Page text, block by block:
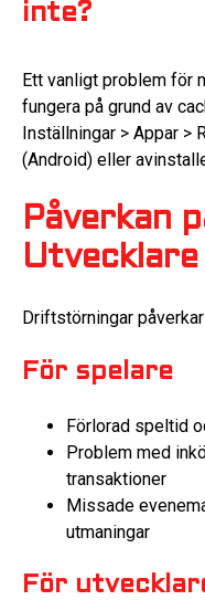
inte?
Ett vanligt problem för
fungera på grund av
Inställningar > Appar >
(Android) eller
Påverkan
Utvecklare
Driftstörningar
För spelare
Förlorad speltid
Problem med
transaktioner
Missade
utmaningar
För